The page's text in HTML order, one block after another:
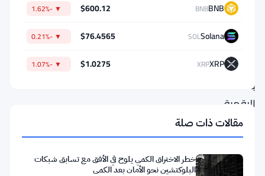
جولد
كضمان
لقروضها
المدعومة
بالعملات
الرقمية،
وهي
خطوة
تضع
BNB
BNB
$600.12
▼ -1.62%
Solana
SOL
$76.4565
▼ -0.21%
XRP
XRP
$1.0275
▼ -1.07%
مقالات ذات صلة
خطر الاختراق الكمي يلوح في الأفق مع تسابق شبكات
البلوكتشين نحو الأمان بعد الكمي